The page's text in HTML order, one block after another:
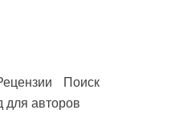
Поиск
для авторов